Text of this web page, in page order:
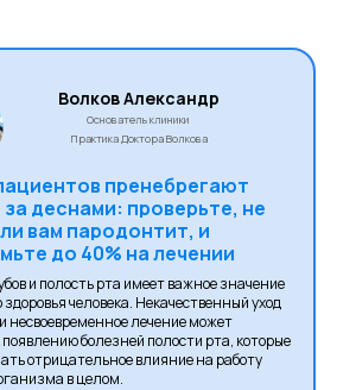
Волков Александр
Основатель клиники
Практика Доктора Волкова
пренебрегают
деснами: проверьте, не
вам пародонтит, и
до 40% на лечении
и полость рта имеет важное значение
человека. Некачественный уход
несвоевременное лечение может
появлению болезней полости рта, которые
отрицательное влияние на работу
в целом.